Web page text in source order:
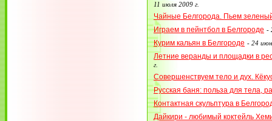
11 июля 2009 г.
Чайные Белгорода. Пьем
Играем в пейнтбол в Белгороде -
Курим кальян в Белгороде - 24
Летние веранды и площадки в
г.
Совершенствуем тело и дух.
Русская баня: польза для тела,
Контактная скульптура в
Дайкири - любимый коктейль